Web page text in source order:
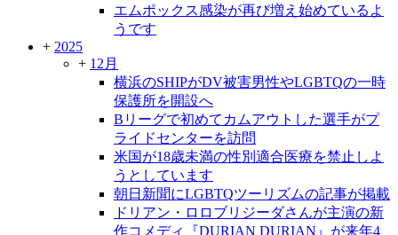
エムポックス感染が再び増え始めているよ
うです
+ 2025
+ 12月
横浜のSHIPがDV被害男性やLGBTQの一時
保護所を開設へ
Bリーグで初めてカムアウトした選手がプ
ライドセンターを訪問
米国が18歳未満の性別適合医療を禁止しよ
うとしています
朝日新聞にLGBTQツーリズムの記事が掲載
ドリアン・ロロブリジーダさんが主演の新
作コメディ『DURIAN DURIAN』が来年4